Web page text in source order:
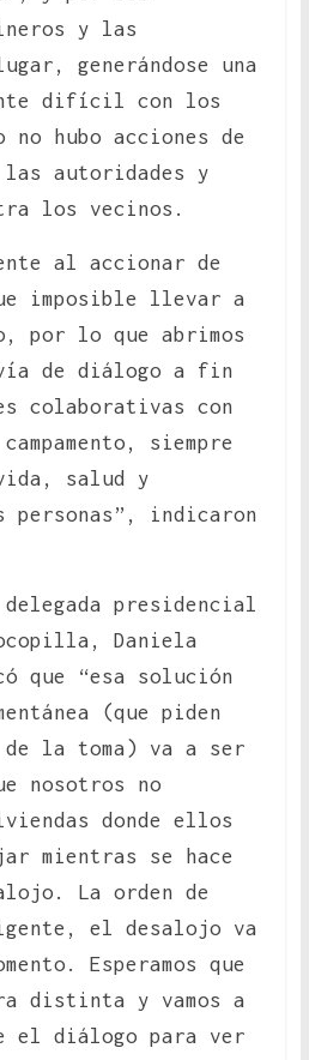
y las
generándose una
difícil con los
no hubo acciones de
autoridades y
los vecinos.
al accionar de
imposible llevar a
por lo que abrimos
vía de diálogo a fin
colaborativas con
siempre
salud y
personas”, indicaron
presidencial
Daniela
que “esa solución
(que piden
la toma) va a ser
nosotros no
donde ellos
mientras se hace
La orden de
el desalojo va
Esperamos que
distinta y vamos a
el diálogo para ver